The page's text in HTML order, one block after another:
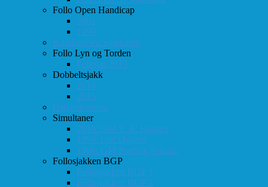
Follo Open Handicap
2001
1999
Klubbavisen Sjakkalen
Follo Lyn og Torden
Februar 2013
Dobbeltsjakk
2014
2015
Østlandsserien
Simultaner
2016: GM T. R. Hansen
1999: Leif Øgaard
1996: GM Predrag Nikolic
Follosjakken BGP
Follosjakken BGP 1
Follosjakken BGP 2